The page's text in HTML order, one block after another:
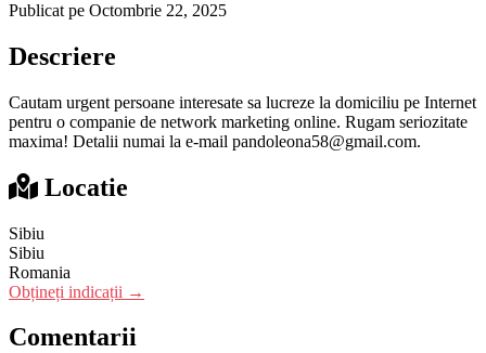
Publicat pe Octombrie 22, 2025
Descriere
Cautam urgent persoane interesate sa lucreze la domiciliu pe Internet
pentru o companie de network marketing online. Rugam seriozitate
maxima! Detalii numai la e-mail pandoleona58@gmail.com.
Locatie
Sibiu
Sibiu
Romania
Obțineți indicații →
Comentarii